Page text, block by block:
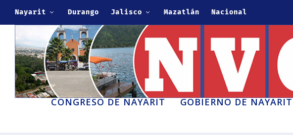
Nayarit Durango Jalisco Mazatlán Nacional
CONGRESO DE NAYARIT GOBIERNO DE NAYARIT